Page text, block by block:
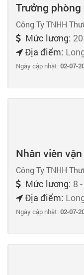
Trưởng
Công Ty TNHH
Mức lương:
Địa điểm:
Ngày cập nhật:02-07-
Nhân viên
Công Ty TNHH
Mức lương: 8
Địa điểm:
Ngày cập nhật:02-07-